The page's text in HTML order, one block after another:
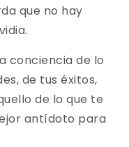
que no hay
conciencia de lo
de tus éxitos,
de lo que te
antídoto para